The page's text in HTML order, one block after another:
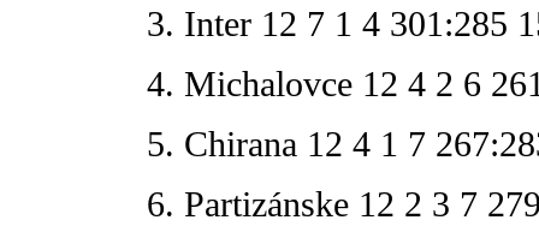
3. Inter 12 7 1 4 301:285
4. Michalovce 12 4 2 6
5. Chirana 12 4 1 7
6. Partizánske 12 2 3 7